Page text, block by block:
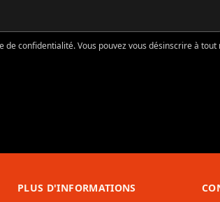
de confidentialité. Vous pouvez vous désinscrire à tout
PLUS D'INFORMATIONS